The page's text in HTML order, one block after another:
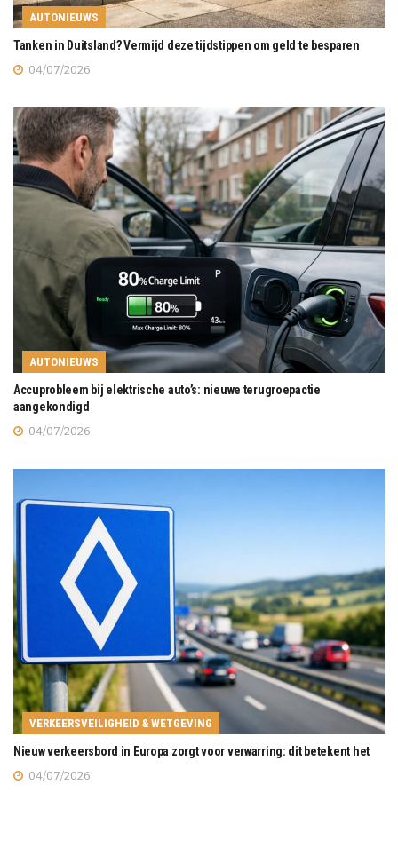
AUTONIEUWS
Tanken in Duitsland? Vermijd deze tijdstippen om geld te besparen
04/07/2026
AUTONIEUWS
Accuprobleem bij elektrische auto’s: nieuwe terugroepactie
aangekondigd
04/07/2026
VERKEERSVEILIGHEID & WETGEVING
Nieuw verkeersbord in Europa zorgt voor verwarring: dit betekent het
04/07/2026